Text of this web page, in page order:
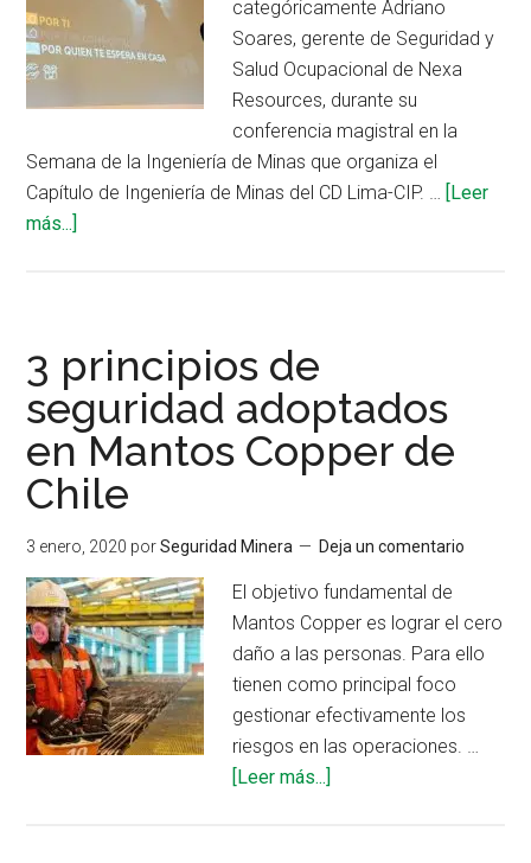
el
Perú»
categóricamente Adriano
Soares, gerente de Seguridad y
Salud Ocupacional de Nexa
Resources, durante su
conferencia magistral en la
Semana de la Ingeniería de Minas que organiza el
Capítulo de Ingeniería de Minas del CD Lima-CIP. … [Leer
más...]
seguridad
en
Nexa
Resources
2
de
éxito
3 principios de
seguridad adoptados
en Mantos Copper de
Chile
3 enero, 2020 porSeguridad Minera Deja un comentario
El objetivo fundamental de
Mantos Copper es lograr el cero
daño a las personas. Para ello
tienen como principal foco
gestionar efectivamente los
riesgos en las operaciones. …
[Leer más...]